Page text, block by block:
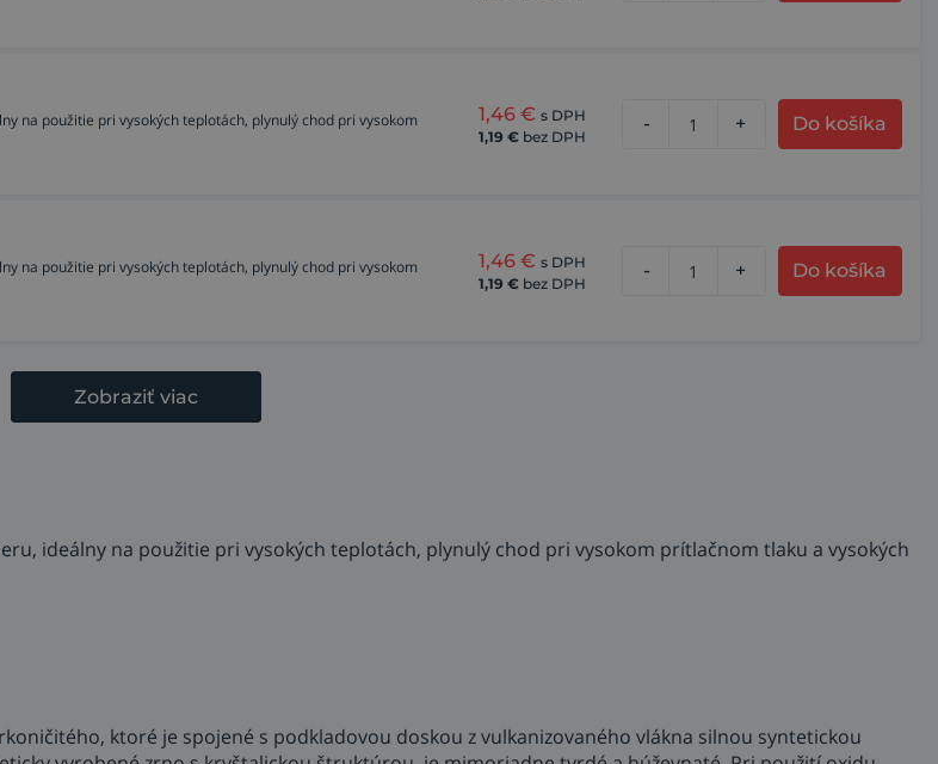
na použitie pri vysokých teplotách, plynulý chod pri vysokom
1,46 € s DPH
1,19 € bez DPH
- + Do košíka
na použitie pri vysokých teplotách, plynulý chod pri vysokom
1,46 € s DPH
1,19 € bez DPH
- + Do košíka
Zobraziť viac
ideálny na použitie pri vysokých teplotách, plynulý chod pri vysokom prítlačnom tlaku a vysokých
ktoré je spojené s podkladovou doskou z vulkanizovaného vlákna silnou syntetickou